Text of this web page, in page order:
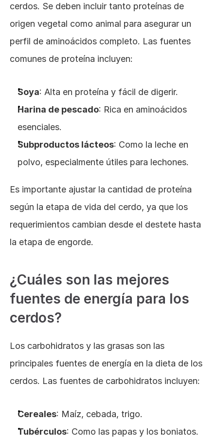
cerdos. Se deben incluir tanto proteínas de
origen vegetal como animal para asegurar un
perfil de aminoácidos completo. Las fuentes
comunes de proteína incluyen:
Soya: Alta en proteína y fácil de digerir.
Harina de pescado: Rica en aminoácidos
esenciales.
Subproductos lácteos: Como la leche en
polvo, especialmente útiles para lechones.
Es importante ajustar la cantidad de proteína
según la etapa de vida del cerdo, ya que los
requerimientos cambian desde el destete hasta
la etapa de engorde.
¿Cuáles son las mejores
fuentes de energía para los
cerdos?
Los carbohidratos y las grasas son las
principales fuentes de energía en la dieta de los
cerdos. Las fuentes de carbohidratos incluyen:
Cereales: Maíz, cebada, trigo.
Tubérculos: Como las papas y los boniatos.